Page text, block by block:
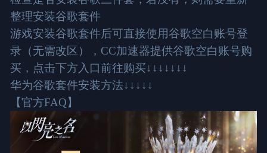
整理安装谷歌套件
游戏安装谷歌套件后可直接使用谷歌空白账号登
录（无需改区），CC加速器提供谷歌空白账号购
买，点击下方入口前往购买↓↓↓↓↓↓↓
华为谷歌套件安装方法↓↓↓↓↓
【官方FAQ】